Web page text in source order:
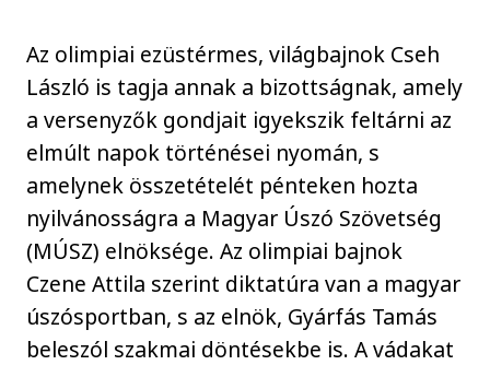
Az olimpiai ezüstérmes, világbajnok Cseh
László is tagja annak a bizottságnak, amely
a versenyzők gondjait igyekszik feltárni az
elmúlt napok történései nyomán, s
amelynek összetételét pénteken hozta
nyilvánosságra a Magyar Úszó Szövetség
(MÚSZ) elnöksége. Az olimpiai bajnok
Czene Attila szerint diktatúra van a magyar
úszósportban, s az elnök, Gyárfás Tamás
beleszól szakmai döntésekbe is. A vádakat